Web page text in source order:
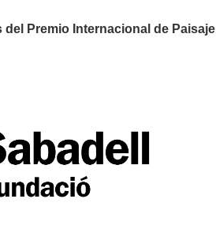
del Premio Internacional de Paisaje